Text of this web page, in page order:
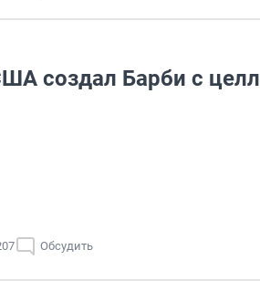
создал Барби с
Обсудить